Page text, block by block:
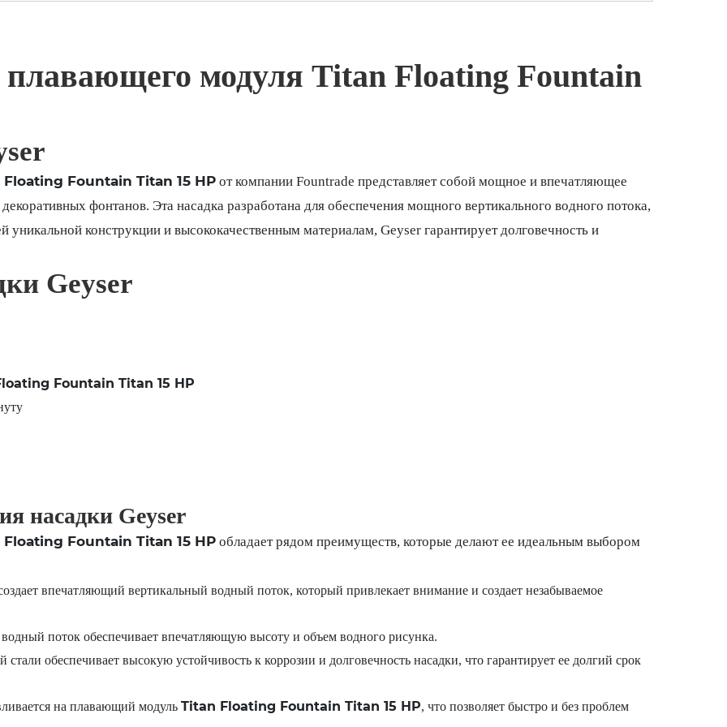
плавающего модуля Titan Floating Fountain
Fountain Titan 15 HPот компании Fountrade представляет собой мощное и впечатляющее
фонтанов. Эта насадка разработана для обеспечения мощного вертикального водного потока,
уникальной конструкции и высококачественным материалам, Geyser гарантирует долговечность и
Geyser
Fountain Titan 15 HP
насадки Geyser
Fountain Titan 15 HPобладает рядом преимуществ, которые делают ее идеальным выбором
впечатляющий вертикальный водный поток, который привлекает внимание и создает незабываемое
поток обеспечивает впечатляющую высоту и объем водного рисунка.
обеспечивает высокую устойчивость к коррозии и долговечность насадки, что гарантирует ее долгий срок
на плавающий модуль Titan Floating Fountain Titan 15 HP, что позволяет быстро и без проблем